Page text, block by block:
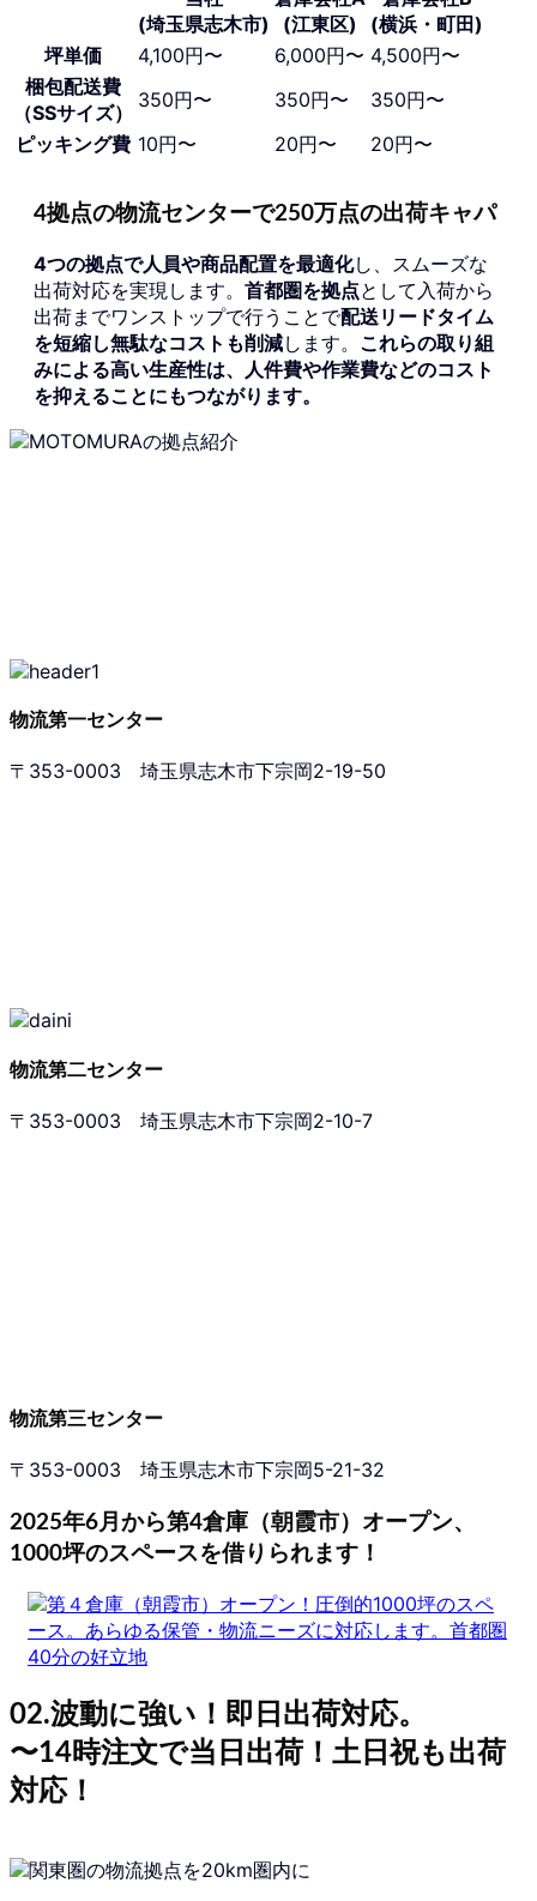
(埼玉県志木市)
(江東区)
(横浜・町田)
坪単価
4,100円〜 6,000円〜 4,500円〜
梱包配送費
（SSサイズ）
350円〜 350円〜
350円〜
ピッキング費 10円〜 20円〜 20円〜
4拠点の物流センターで250万点の出荷キャパ
4つの拠点で人員や商品配置を最適化し、スムーズな
出荷対応を実現します。 首都圏を拠点として入荷から
出荷までワンストップで行うことで配送リードタイム
を短縮し無駄なコストも削減します。 これらの取り組
みによる高い生産性は、人件費や作業費などのコスト
を抑えることにもつながります。
物流第一センター
〒353-0003 埼玉県志木市下宗岡2-19-50
物流第二センター
〒353-0003 埼玉県志木市下宗岡2-10-7
物流第三センター
〒353-0003 埼玉県志木市下宗岡5-21-32
2025年6月から第4倉庫（朝霞市）オープン、
1000坪のスペースを借りられます！
02.波動に強い！即日出荷対応。
〜14時注文で当日出荷！ 土日祝も出荷
対応！